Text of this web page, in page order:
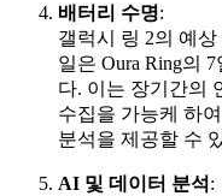
배터리 수명:
갤럭시 링 2의 예
일은 Oura Ring의
다. 이는 장기간의
수집을 가능케 하
분석을 제공할 수
AI 및 데이터 분석 :